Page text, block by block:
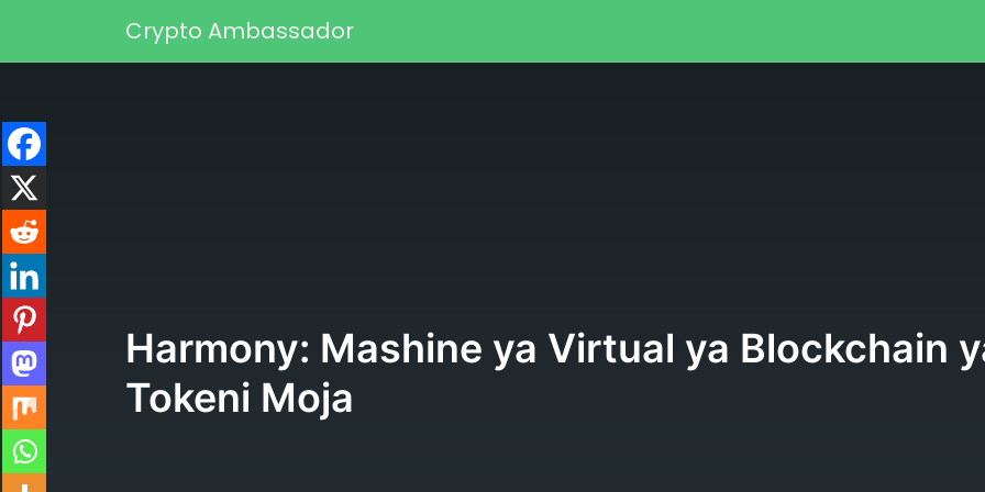
Main Navigation
Crypto Ambassador
Harmony: Mashine ya Virtual ya Blockchain
Tokeni Moja